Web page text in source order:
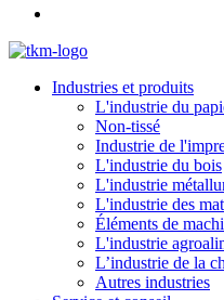
Industries et produits
L'industrie du
Non-tissé
Industrie de
L'industrie du bois
L'industrie
L'industrie des
Éléments de
L'industrie
L’industrie de la
Autres industries